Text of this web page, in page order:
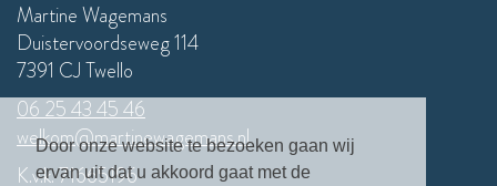
Door onze website te bezoeken gaan wij
ervan uit dat u akkoord gaat met de
Martine Wagemans
Duistervoordseweg 114
7391 CJ Twello
06 25 43 45 46
welkom@martinewagemans.nl
K.v.k. 71665196